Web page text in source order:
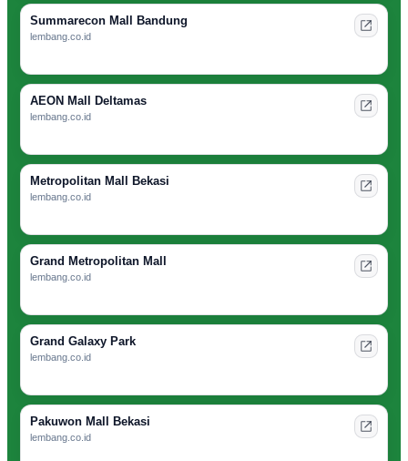
Summarecon Mall Bandung
lembang.co.id
AEON Mall Deltamas
lembang.co.id
Metropolitan Mall Bekasi
lembang.co.id
Grand Metropolitan Mall
lembang.co.id
Grand Galaxy Park
lembang.co.id
Pakuwon Mall Bekasi
lembang.co.id